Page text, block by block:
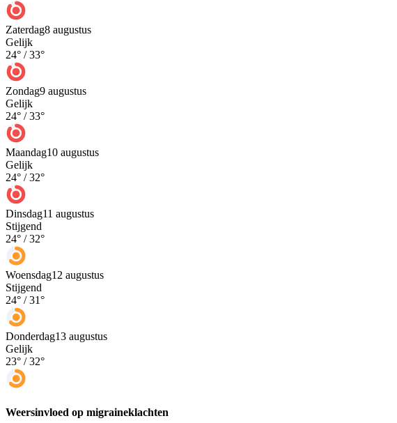
Zaterdag8 augustus
Gelijk
24° /33°
Zondag9 augustus
Gelijk
24° /33°
Maandag10 augustus
Gelijk
24° /32°
Dinsdag11 augustus
Stijgend
24° /32°
Woensdag12 augustus
Stijgend
24° /31°
Donderdag13 augustus
Gelijk
23° /32°
Weersinvloed op migraineklachten